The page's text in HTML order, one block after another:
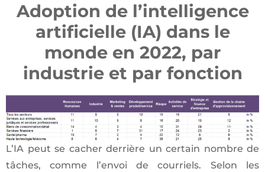
Adoption de l’intelligence
artificielle (IA) dans le
monde en 2022, par
industrie et par fonction
L’IA peut se cacher derrière un certain nombre de
tâches, comme l’envoi de courriels. Selon les